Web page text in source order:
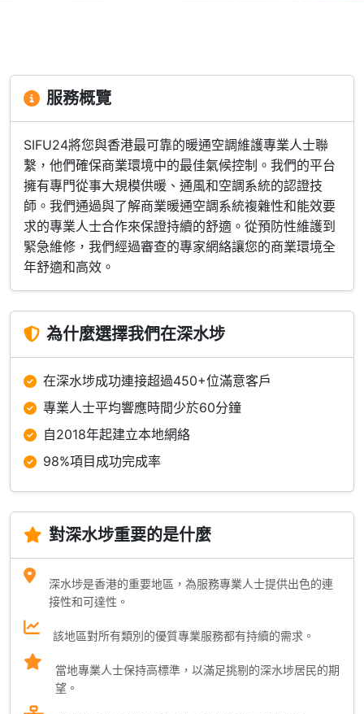
服務概覽
SIFU24將您與香港最可靠的暖通空調維護專業人士聯
繫，他們確保商業環境中的最佳氣候控制。我們的平台
擁有專門從事大規模供暖、通風和空調系統的認證技
師。我們通過與了解商業暖通空調系統複雜性和能效要
求的專業人士合作來保證持續的舒適。從預防性維護到
緊急維修，我們經過審查的專家網絡讓您的商業環境全
年舒適和高效。
為什麼選擇我們在深水埗
在深水埗成功連接超過450+位滿意客戶
專業人士平均響應時間少於60分鐘
自2018年起建立本地網絡
98%項目成功完成率
對深水埗重要的是什麼
深水埗是香港的重要地區，為服務專業人士提供出色的連
接性和可達性。
該地區對所有類別的優質專業服務都有持續的需求。
當地專業人士保持高標準，以滿足挑剔的深水埗居民的期
望。